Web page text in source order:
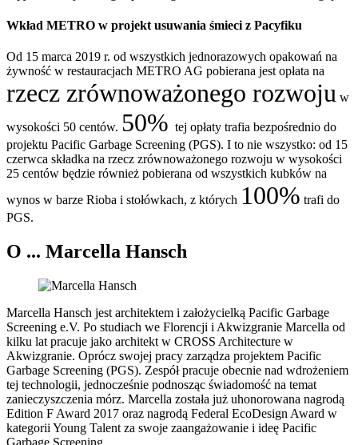
Wkład METRO w projekt usuwania śmieci z Pacyfiku
Od 15 marca 2019 r. od wszystkich jednorazowych opakowań na
żywność w restauracjach METRO AG pobierana jest opłata na
rzecz zrównoważonego rozwoju w
wysokości 50 centów. 50% tej opłaty trafia bezpośrednio do
projektu Pacific Garbage Screening (PGS). I to nie wszystko: od 15
czerwca składka na rzecz zrównoważonego rozwoju w wysokości
25 centów będzie również pobierana od wszystkich kubków na
wynos w barze Rioba i stołówkach, z których 100% trafi do
PGS.
O ... Marcella Hansch
Marcella Hansch jest architektem i założycielką Pacific Garbage
Screening e.V. Po studiach we Florencji i Akwizgranie Marcella od
kilku lat pracuje jako architekt w CROSS Architecture w
Akwizgranie. Oprócz swojej pracy zarządza projektem Pacific
Garbage Screening (PGS). Zespół pracuje obecnie nad wdrożeniem
tej technologii, jednocześnie podnosząc świadomość na temat
zanieczyszczenia mórz. Marcella została już uhonorowana nagrodą
Edition F Award 2017 oraz nagrodą Federal EcoDesign Award w
kategorii Young Talent za swoje zaangażowanie i ideę Pacific
Garbage Screening.